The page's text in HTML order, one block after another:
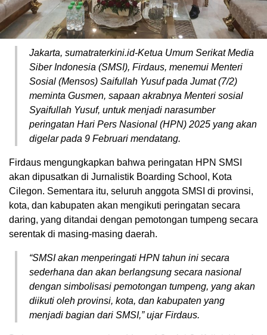
Jakarta, sumatraterkini.id-Ketua Umum Serikat Media
Siber Indonesia (SMSI), Firdaus, menemui Menteri
Sosial (Mensos) Saifullah Yusuf pada Jumat (7/2)
meminta Gusmen, sapaan akrabnya Menteri sosial
Syaifullah Yusuf, untuk menjadi narasumber
peringatan Hari Pers Nasional (HPN) 2025 yang akan
digelar pada 9 Februari mendatang.
Firdaus mengungkapkan bahwa peringatan HPN SMSI
akan dipusatkan di Jurnalistik Boarding School, Kota
Cilegon. Sementara itu, seluruh anggota SMSI di provinsi,
kota, dan kabupaten akan mengikuti peringatan secara
daring, yang ditandai dengan pemotongan tumpeng secara
serentak di masing-masing daerah.
“SMSI akan menperingati HPN tahun ini secara
sederhana dan akan berlangsung secara nasional
dengan simbolisasi pemotongan tumpeng, yang akan
diikuti oleh provinsi, kota, dan kabupaten yang
menjadi bagian dari SMSI,” ujar Firdaus.